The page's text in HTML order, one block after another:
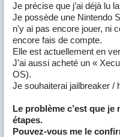
Je précise que j’ai déjà lu
Je possède une Nintendo
n'y ai pas encore jouer, ni
encore fais de compte.
Elle est actuellement en
J’ai aussi acheté un «
OS).
Je souhaiterai jailbreaker /
Le problème c’est que
étapes.
Pouvez-vous me le